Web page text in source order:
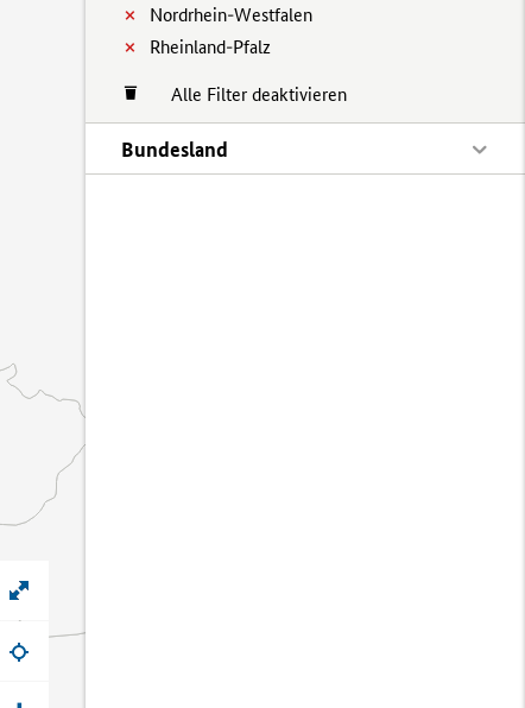
Nordrhein-Westfalen
Rheinland-Pfalz
Alle Filter deaktivieren
Bundesland